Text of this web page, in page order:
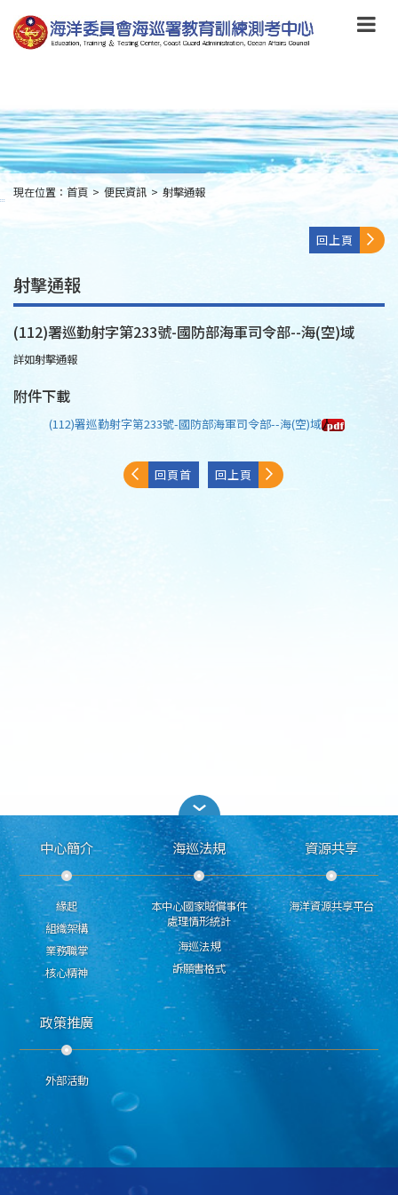
到
主
要
to
main
content
:::
現在位置： 首頁 > 便民資訊 > 射擊通報
回上頁
射擊通報
(112)署巡勤射字第233號-國防部海軍司令部--海(空)域
詳如射擊通報
附件下載
(112)署巡勤射字第233號-國防部海軍司令部--海(空)域
回頁首 回上頁
中心簡介
緣起
組織架構
業務職掌
核心精神
海巡法規
本中心國家賠償事件
處理情形統計
海巡法規
訴願書格式
資源共享
海洋資源共享平台
政策推廣
外部活動